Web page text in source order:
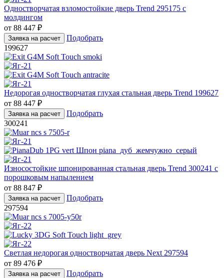
Одностворчатая взломостойкие дверь Trend 295175 с
молдингом
от 88 447 ₽
Заявка на расчет
Подобрать
199627
Недорогая одностворчатая глухая стальная дверь Trend 199627
от 88 447 ₽
Заявка на расчет
Подобрать
300241
Износостойкие шпонированная стальная дверь Trend 300241 с
порошковым напылением
от 88 847 ₽
Заявка на расчет
Подобрать
297594
Светлая недорогая одностворчатая дверь Next 297594
от 89 476 ₽
Заявка на расчет
Подобрать